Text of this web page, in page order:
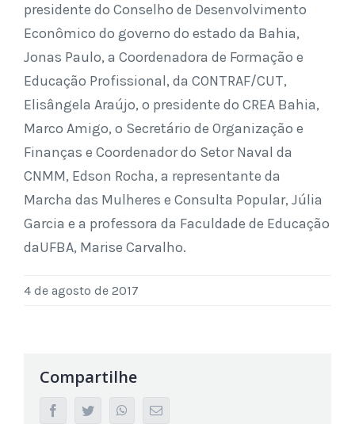
presidente do Conselho de Desenvolvimento
Econômico do governo do estado da Bahia,
Jonas Paulo, a Coordenadora de Formação e
Educação Profissional, da CONTRAF/CUT,
Elisângela Araújo, o presidente do CREA Bahia,
Marco Amigo, o Secretário de Organização e
Finanças e Coordenador do Setor Naval da
CNMM, Edson Rocha, a representante da
Marcha das Mulheres e Consulta Popular, Júlia
Garcia e a professora da Faculdade de Educação
daUFBA, Marise Carvalho.
4 de agosto de 2017
Compartilhe
facebooktwitter whatsappEmail